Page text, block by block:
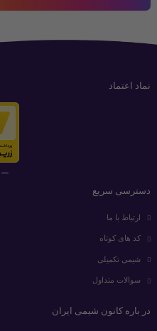
نماد اعتماد
دسترسی سریع
ارتباط با ما
کد های کوتاه
شیمی تکمیلی
سوالات متداول
در باره کانون شیمی ایران